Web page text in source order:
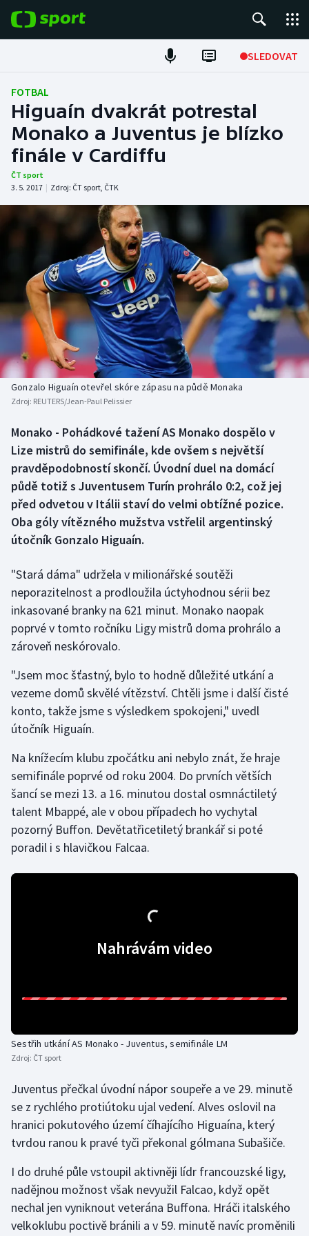
SLEDOVAT
Fotbal
Hokej
Tenis
Atletika
Cyklistika
DALŠÍ SPORTY
Americký fotbal
Baseball a softbal
Basketbal
Biatlon
Box
Curling
Dostihy
Golf
Gymnastika
Házená
Jezdectví
Judo
Krasobruslení
Lezení
Lyže a snowboard
Plážový volejbal
Rychlobruslení
Rychlostní kanoistika
Short track
Sportovní střelba
NEPŘEHLÉDNĚTE
Soutěže
Historické návraty
Aplikace ČT sport
FOTBAL
Higuaín dvakrát potrestal
Monako a Juventus je blízko
finále v Cardiffu
ČT sport
3. 5. 2017 | Zdroj: ČT sport, ČTK
Gonzalo Higuaín otevřel skóre zápasu na půdě Monaka
Zdroj: REUTERS/Jean-Paul Pelissier
Monako - Pohádkové tažení AS Monako dospělo v
Lize mistrů do semifinále, kde ovšem s největší
pravděpodobností skončí. Úvodní duel na domácí
půdě totiž s Juventusem Turín prohrálo 0:2, což jej
před odvetou v Itálii staví do velmi obtížné pozice.
Oba góly vítězného mužstva vstřelil argentinský
útočník Gonzalo Higuaín.
"Stará dáma" udržela v milionářské soutěži
neporazitelnost a prodloužila úctyhodnou sérii bez
inkasované branky na 621 minut. Monako naopak
poprvé v tomto ročníku Ligy mistrů doma prohrálo a
zároveň neskórovalo.
"Jsem moc šťastný, bylo to hodně důležité utkání a
vezeme domů skvělé vítězství. Chtěli jsme i další čisté
konto, takže jsme s výsledkem spokojeni," uvedl
útočník Higuaín.
Na knížecím klubu zpočátku ani nebylo znát, že hraje
semifinále poprvé od roku 2004. Do prvních větších
šancí se mezi 13. a 16. minutou dostal osmnáctiletý
talent Mbappé, ale v obou případech ho vychytal
pozorný Buffon. Devětatřicetiletý brankář si poté
poradil i s hlavičkou Falcaa.
Nahrávám video
Sestřih utkání AS Monako - Juventus, semifinále LM
Zdroj: ČT sport
Juventus přečkal úvodní nápor soupeře a ve 29. minutě
se z rychlého protiútoku ujal vedení. Alves oslovil na
hranici pokutového území číhajícího Higuaína, který
tvrdou ranou k pravé tyči překonal gólmana Subašiče.
I do druhé půle vstoupil aktivněji lídr francouzské ligy,
nadějnou možnost však nevyužil Falcao, když opět
nechal jen vyniknout veterána Buffona. Hráči italského
velkoklubu poctivě bránili a v 59. minutě navíc proměnili